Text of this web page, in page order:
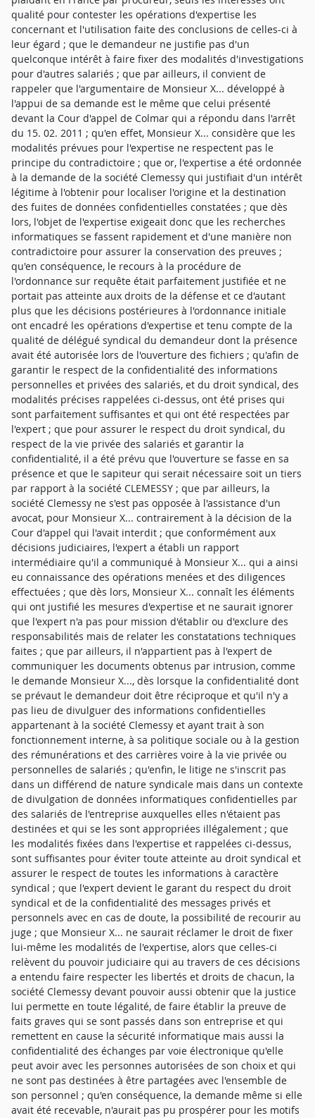
qualité pour contester les opérations d'expertise les
concernant et l'utilisation faite des conclusions de celles-ci à
leur égard ; que le demandeur ne justifie pas d'un
quelconque intérêt à faire fixer des modalités d'investigations
pour d'autres salariés ; que par ailleurs, il convient de
rappeler que l'argumentaire de Monsieur X... développé à
l'appui de sa demande est le même que celui présenté
devant la Cour d'appel de Colmar qui a répondu dans l'arrêt
du 15. 02. 2011 ; qu'en effet, Monsieur X... considère que les
modalités prévues pour l'expertise ne respectent pas le
principe du contradictoire ; que or, l'expertise a été ordonnée
à la demande de la société Clemessy qui justifiait d'un intérêt
légitime à l'obtenir pour localiser l'origine et la destination
des fuites de données confidentielles constatées ; que dès
lors, l'objet de l'expertise exigeait donc que les recherches
informatiques se fassent rapidement et d'une manière non
contradictoire pour assurer la conservation des preuves ;
qu'en conséquence, le recours à la procédure de
l'ordonnance sur requête était parfaitement justifiée et ne
portait pas atteinte aux droits de la défense et ce d'autant
plus que les décisions postérieures à l'ordonnance initiale
ont encadré les opérations d'expertise et tenu compte de la
qualité de délégué syndical du demandeur dont la présence
avait été autorisée lors de l'ouverture des fichiers ; qu'afin de
garantir le respect de la confidentialité des informations
personnelles et privées des salariés, et du droit syndical, des
modalités précises rappelées ci-dessus, ont été prises qui
sont parfaitement suffisantes et qui ont été respectées par
l'expert ; que pour assurer le respect du droit syndical, du
respect de la vie privée des salariés et garantir la
confidentialité, il a été prévu que l'ouverture se fasse en sa
présence et que le sapiteur qui serait nécessaire soit un tiers
par rapport à la société CLEMESSY ; que par ailleurs, la
société Clemessy ne s'est pas opposée à l'assistance d'un
avocat, pour Monsieur X... contrairement à la décision de la
Cour d'appel qui l'avait interdit ; que conformément aux
décisions judiciaires, l'expert a établi un rapport
intermédiaire qu'il a communiqué à Monsieur X... qui a ainsi
eu connaissance des opérations menées et des diligences
effectuées ; que dès lors, Monsieur X... connaît les éléments
qui ont justifié les mesures d'expertise et ne saurait ignorer
que l'expert n'a pas pour mission d'établir ou d'exclure des
responsabilités mais de relater les constatations techniques
faites ; que par ailleurs, il n'appartient pas à l'expert de
communiquer les documents obtenus par intrusion, comme
le demande Monsieur X..., dès lorsque la confidentialité dont
se prévaut le demandeur doit être réciproque et qu'il n'y a
pas lieu de divulguer des informations confidentielles
appartenant à la société Clemessy et ayant trait à son
fonctionnement interne, à sa politique sociale ou à la gestion
des rémunérations et des carrières voire à la vie privée ou
personnelles de salariés ; qu'enfin, le litige ne s'inscrit pas
dans un différend de nature syndicale mais dans un contexte
de divulgation de données informatiques confidentielles par
des salariés de l'entreprise auxquelles elles n'étaient pas
destinées et qui se les sont appropriées illégalement ; que
les modalités fixées dans l'expertise et rappelées ci-dessus,
sont suffisantes pour éviter toute atteinte au droit syndical et
assurer le respect de toutes les informations à caractère
syndical ; que l'expert devient le garant du respect du droit
syndical et de la confidentialité des messages privés et
personnels avec en cas de doute, la possibilité de recourir au
juge ; que Monsieur X... ne saurait réclamer le droit de fixer
lui-même les modalités de l'expertise, alors que celles-ci
relèvent du pouvoir judiciaire qui au travers de ces décisions
a entendu faire respecter les libertés et droits de chacun, la
société Clemessy devant pouvoir aussi obtenir que la justice
lui permette en toute légalité, de faire établir la preuve de
faits graves qui se sont passés dans son entreprise et qui
remettent en cause la sécurité informatique mais aussi la
confidentialité des échanges par voie électronique qu'elle
peut avoir avec les personnes autorisées de son choix et qui
ne sont pas destinées à être partagées avec l'ensemble de
son personnel ; qu'en conséquence, la demande même si elle
avait été recevable, n'aurait pas pu prospérer pour les motifs